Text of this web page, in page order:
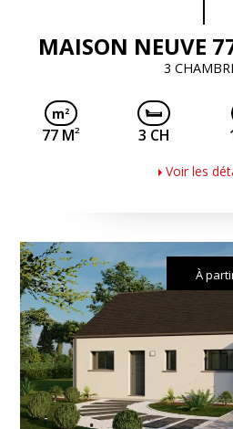
MAISON NEUVE
3
77 M2 3 CH
Voir les
À